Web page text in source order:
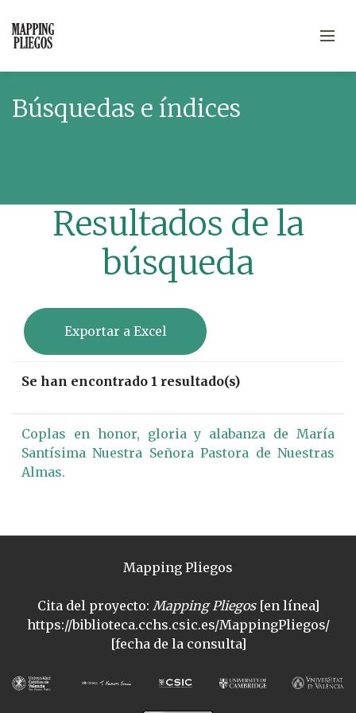
Búsquedas e índices
Resultados de la
búsqueda
Exportar a Excel
Se han encontrado 1 resultado(s)
Coplas en honor, gloria y alabanza de María
Santísima Nuestra Señora Pastora de Nuestras
Almas.
Mapping Pliegos
Cita del proyecto: Mapping Pliegos[en línea]
https://biblioteca.cchs.csic.es/MappingPliegos/
[fecha de la consulta]